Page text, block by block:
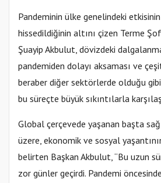
Pandeminin ülke genelindeki
hissedildiğinin altını çizen Terme
Şuayip Akbulut, dövizdeki
pandemiden dolayı aksaması ve
beraber diğer sektörlerde olduğu
bu süreçte büyük sıkıntılarla
Global çerçevede yaşanan başta
üzere, ekonomik ve sosyal
belirten Başkan Akbulut, “Bu uzun
zor günler geçirdi. Pandemi öncesinde